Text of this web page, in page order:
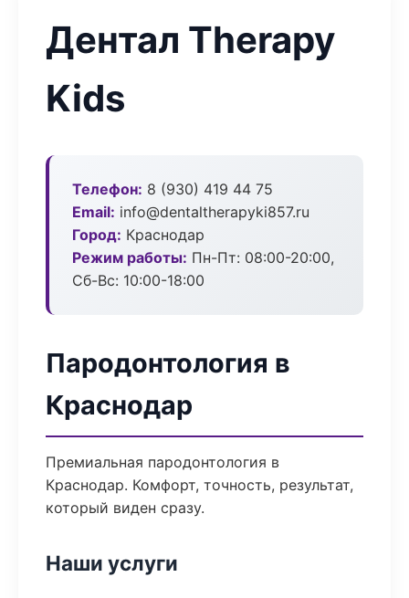
Дентал Therapy
Kids
Телефон: 8 (930) 419 44 75
Email: info@dentaltherapyki857.ru
Город: Краснодар
Режим работы: Пн-Пт: 08:00-20:00,
Сб-Вс: 10:00-18:00
Пародонтология в
Краснодар
Премиальная пародонтология в
Краснодар. Комфорт, точность, результат,
который виден сразу.
Наши услуги